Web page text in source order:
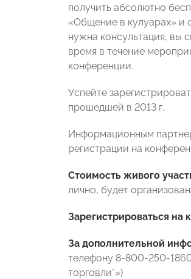
получить абсолютно
«Общение в кулуарах» и
нужна консультация, вы
время в течение
конференции.
Успейте
прошедшей в 2013 г.
Информационным
регистрации на
Стоимость живого
лично, будет
Зарегистрироваться на
За дополнительной
телефону 8-800-250-
торговли”»)